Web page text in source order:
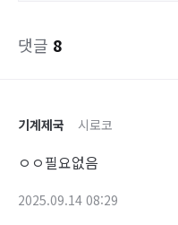
댓글 8
기계제국 시로코
ㅇㅇ필요없음
2025.09.14 08:29